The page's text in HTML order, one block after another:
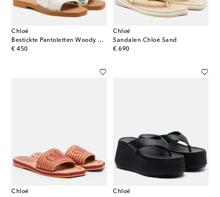
Chloé
Bestickte Pantoletten Woody aus Leinen
€ 450
original price
Chloé
Sandalen Chloé Sand
€ 690
original price
Chloé
Chloé